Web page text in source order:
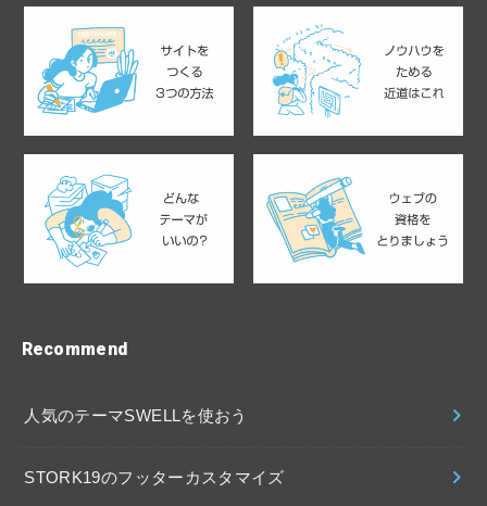
Recommend
人気のテーマSWELLを使おう
STORK19のフッターカスタマイズ